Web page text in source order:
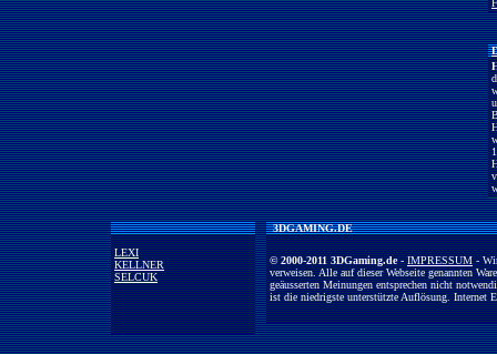
LEXI
KELLNER
SELCUK
3DGAMING.DE
© 2000-2011 3DGaming.de-IMPRESSUM- Wir
verweisen. Alle auf dieser Webseite genannten
geäusserten Meinungen entsprechen nicht
ist die niedrigste unterstützte Auflösung. Internet